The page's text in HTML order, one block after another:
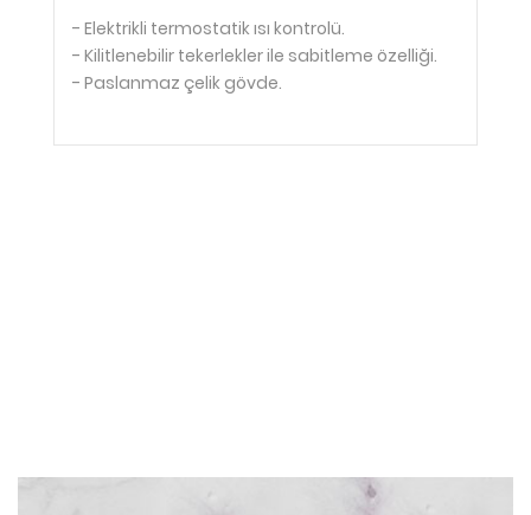
- Elektrikli termostatik ısı kontrolü.
- Kilitlenebilir tekerlekler ile sabitleme özelliği.
- Paslanmaz çelik gövde.